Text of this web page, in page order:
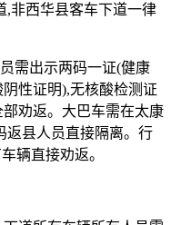
,非西华县客车下道一律
需出示两码一证(健康
性证明),无核酸检测证
劝返。大巴车需在太康
返县人员直接隔离。行
辆直接劝返。